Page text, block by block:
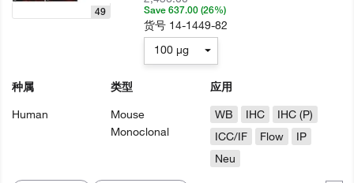
49
种属
Human
类型
Mouse
Monoclonal
应用
WB
IHC
IHC (P)
ICC/IF
Flow
IP
Neu
Save 637.00 (26%)
货号 14-1449-82
100 µg